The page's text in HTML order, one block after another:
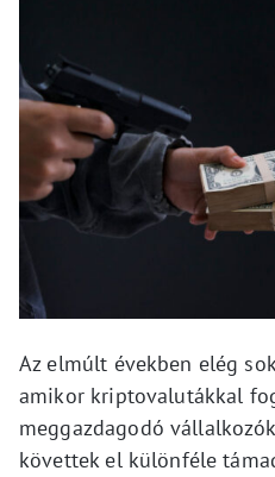
Az elmúlt években elég
amikor kriptovalutákkal
meggazdagodó
követtek el különféle